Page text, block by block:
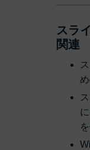
スラ
関連